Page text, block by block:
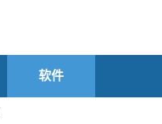
软件